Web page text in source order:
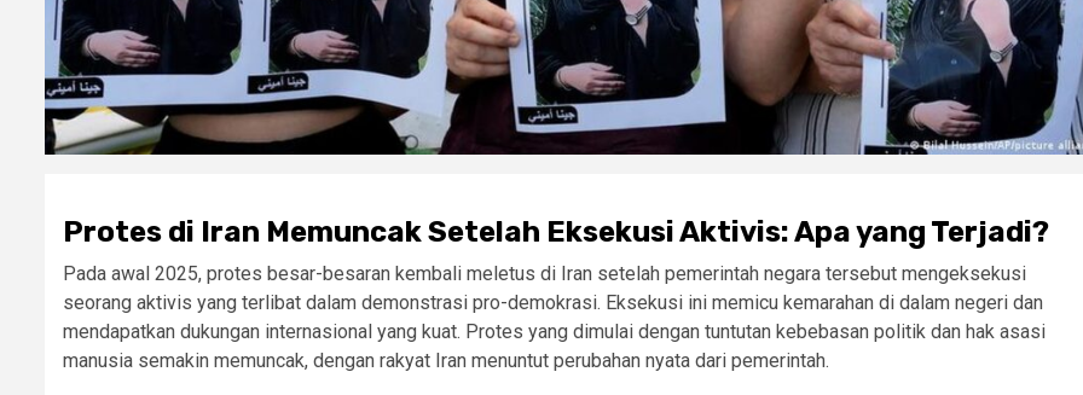
Protes di Iran Memuncak Setelah Eksekusi Aktivis: Apa yang Terjadi?
Pada awal 2025, protes besar-besaran kembali meletus di Iran setelah pemerintah negara tersebut mengeksekusi
seorang aktivis yang terlibat dalam demonstrasi pro-demokrasi. Eksekusi ini memicu kemarahan di dalam negeri dan
mendapatkan dukungan internasional yang kuat. Protes yang dimulai dengan tuntutan kebebasan politik dan hak asasi
manusia semakin memuncak, dengan rakyat Iran menuntut perubahan nyata dari pemerintah.